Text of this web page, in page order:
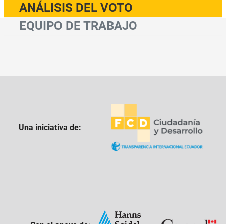
ANÁLISIS DEL VOTO
EQUIPO DE TRABAJO
Una iniciativa de: